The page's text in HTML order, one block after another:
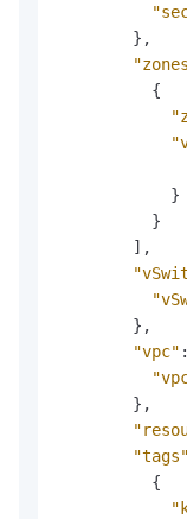
} ,
{
}
}
] ,
} ,
"vpc" :
} ,
"tags"
{